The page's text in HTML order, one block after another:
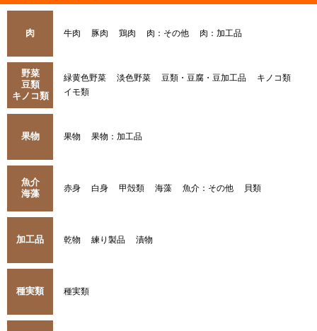
肉 牛肉 豚肉 鶏肉 肉：その他 肉：加工品
野菜
豆類
キノコ類
緑黄色野菜 淡色野菜 豆類・豆腐・豆加工品
キノコ類
イモ類
果物 果物 果物：加工品
魚介
海藻
赤身 白身 甲殻類 海藻 魚介：その他 貝類
加工品 乾物 練り製品 漬物
種実類 種実類